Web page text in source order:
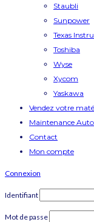
Staubli
Sunpower
Texas
Toshiba
Wyse
Xycom
Yaskawa
Vendez votre
Maintenance
Contact
Mon compte
Connexion
Identifiant
Mot de passe